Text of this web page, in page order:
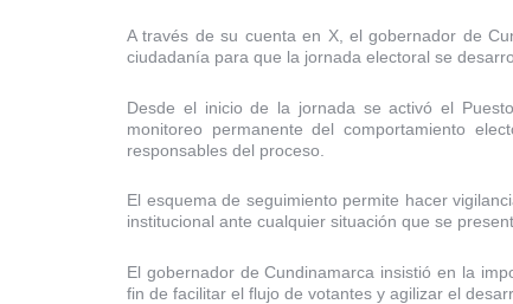
A través de su cuenta en X, el gobernador de
ciudadanía para que la jornada electoral se
Desde el inicio de la jornada se activó el
monitoreo permanente del comportamiento
responsables del proceso.
El esquema de seguimiento permite hacer
institucional ante cualquier situación que se
El gobernador de Cundinamarca insistió en la
fin de facilitar el flujo de votantes y agilizar el